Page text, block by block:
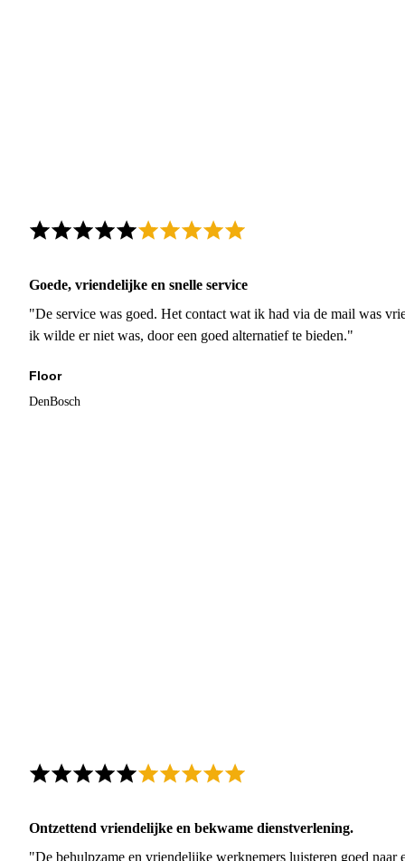
Goede, vriendelijke en snelle service
"De service was goed. Het contact wat ik had via de mail was
ik wilde er niet was, door een goed alternatief te bieden."
Floor
DenBosch
Ontzettend vriendelijke en bekwame dienstverlening.
"De behulpzame en vriendelijke werknemers luisteren goed naar